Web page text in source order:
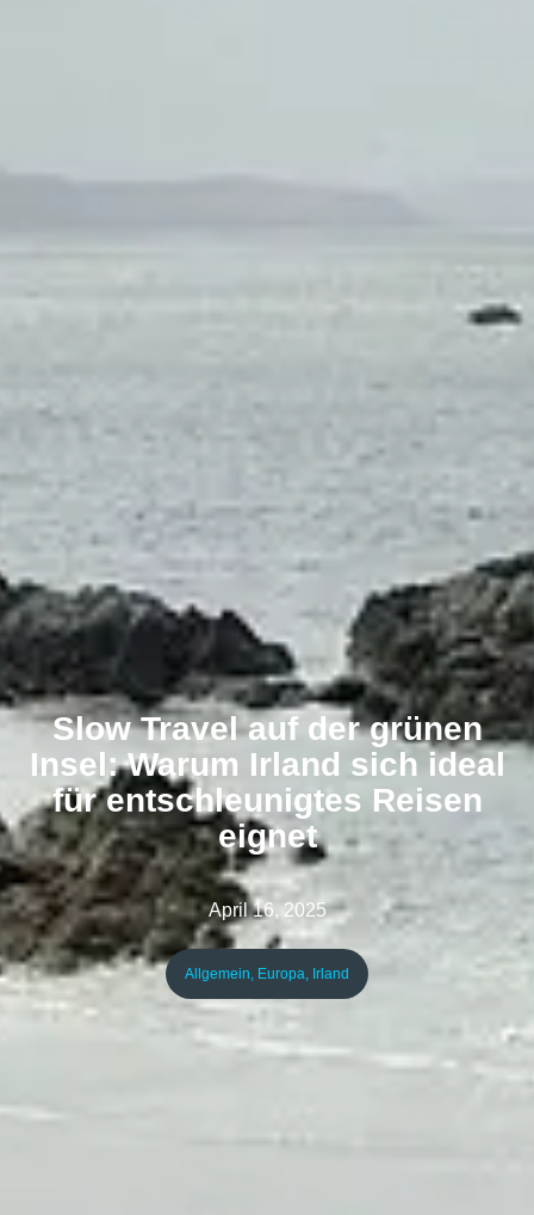
Slow Travel auf der grünen
Insel: Warum Irland sich ideal
für entschleunigtes Reisen
eignet
April 16, 2025
Allgemein, Europa, Irland